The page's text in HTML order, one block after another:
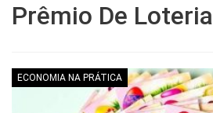
Prêmio De Loteria
ECONOMIA NA PRÁTICA